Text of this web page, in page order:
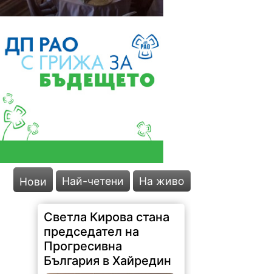
Нови Най-четени На живо
Светла Кирова стана
председател на
Прогресивна
България в Хайредин